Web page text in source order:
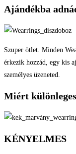
Ajándékba
Szuper ötlet. Minden
érkezik hozzád, egy kis
személyes üzeneted.
Miért
KÉNYELMES